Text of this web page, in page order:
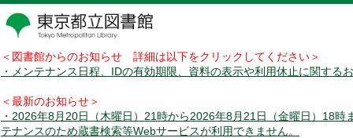
＜図書館からのお知らせ 詳細は以下をクリックしてください＞
・メンテナンス日程、IDの有効期限、資料の表示や利用休止に関する
＜最新のお知らせ＞
・2026年8月20日（木曜日）21時から2026年8月21日（金曜日）18時
テナンスのため蔵書検索等Webサービスが利用できません。